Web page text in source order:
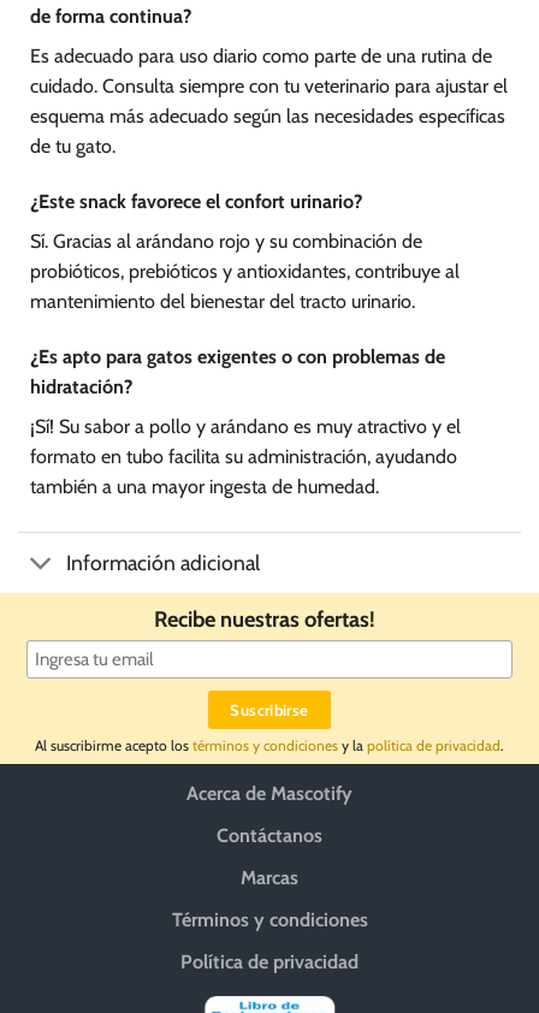
de forma continua?
Es adecuado para uso diario como parte de una rutina de
cuidado. Consulta siempre con tu veterinario para ajustar el
esquema más adecuado según las necesidades específicas
de tu gato.
¿Este snack favorece el confort urinario?
Sí. Gracias al arándano rojo y su combinación de
probióticos, prebióticos y antioxidantes, contribuye al
mantenimiento del bienestar del tracto urinario.
¿Es apto para gatos exigentes o con problemas de
hidratación?
¡Sí! Su sabor a pollo y arándano es muy atractivo y el
formato en tubo facilita su administración, ayudando
también a una mayor ingesta de humedad.
Información adicional
Recibe nuestras ofertas!
Al suscribirme acepto los términos y condiciones y la política de privacidad.
Acerca de Mascotify
Contáctanos
Marcas
Términos y condiciones
Política de privacidad